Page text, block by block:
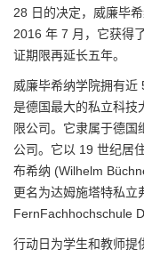
28 日的决定，威廉毕
2016 年 7 月，它获得
证期限再延长五年。
威廉毕希纳学院拥有近
是德国最大的私立科技
限公司。它隶属于德国
公司。它以 19 世纪居
布希纳 (Wilhelm
更名为达姆施塔特私立
FernFachhochschule
行动日为学生和教师提